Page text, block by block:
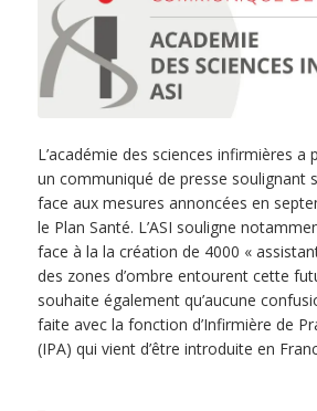
L’académie des sciences infirmières a
un communiqué de presse soulignant
face aux mesures annoncées en
le Plan Santé. L’ASI souligne
face à la la création de 4000 «
des zones d’ombre entourent cette
souhaite également qu’aucune
faite avec la fonction d’Infirmière de
(IPA) qui vient d’être introduite en